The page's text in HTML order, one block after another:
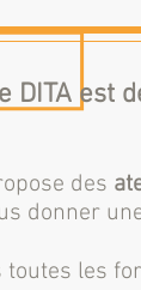
DITA est
des
donner
toutes les